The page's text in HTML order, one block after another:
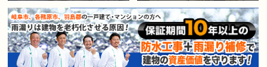
賃貸マンション・アパートオー